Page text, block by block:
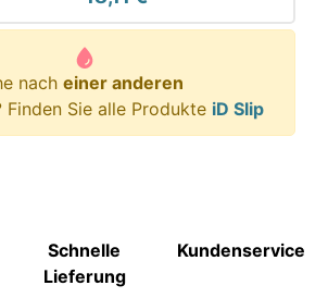
nach einer anderen
Finden Sie alle Produkte iD Slip
Schnelle
Lieferung
Kundenservice